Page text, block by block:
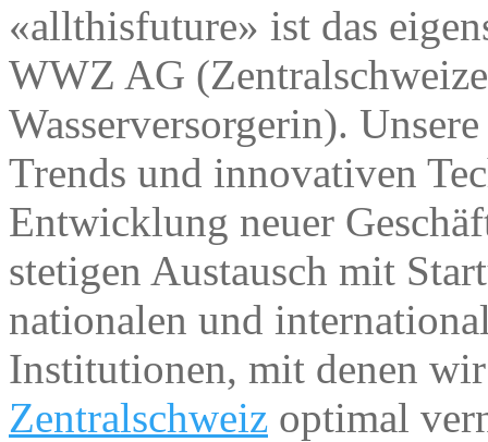
«allthisfuture» ist das
WWZ AG
Wasserversorgerin).
Trends und innovativen
Entwicklung neuer
stetigen Austausch mit
nationalen und
Institutionen, mit denen
Zentralschweiz optimal